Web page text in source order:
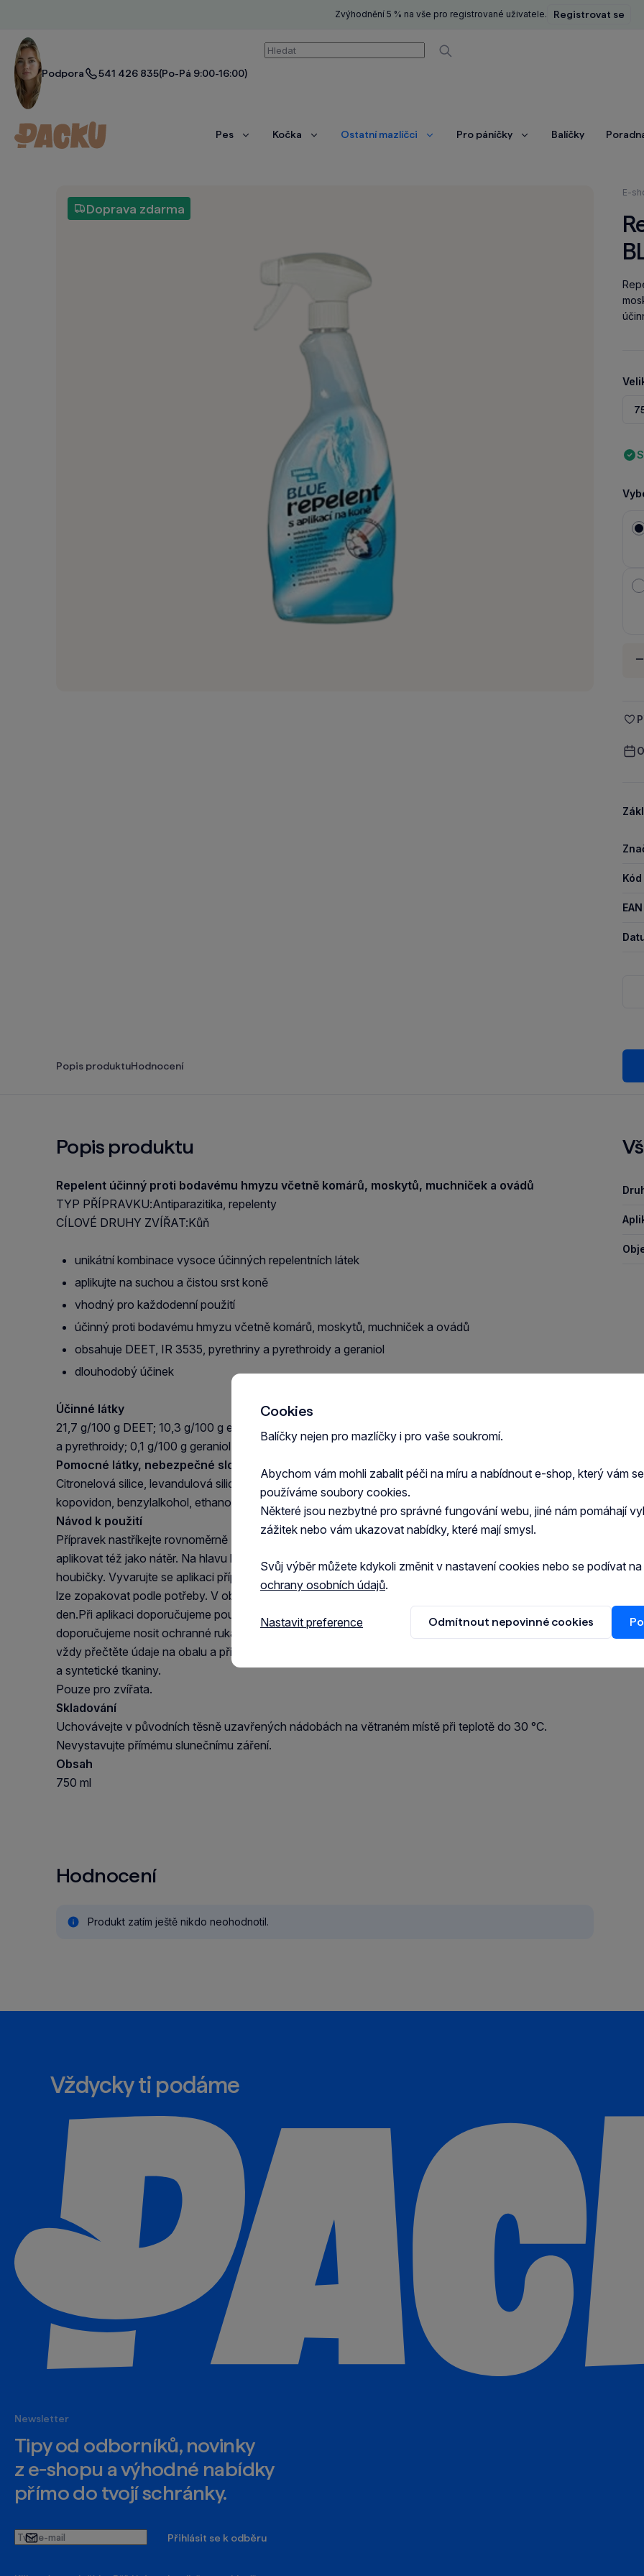
Zvýhodnění 5 % na vše pro registrované uživatele. Registrovat se
Podpora 541 426 835(Po-Pá 9:00-16:00)
Vyhledávání
Vyhledávat
Pes
ZobrazitKočka
ZobrazitOstatní mazlíčci
ZobrazitPro páníčky
ZobrazitBalíčky
zde:
E-
Doprava zdarma
-
EAN
Popis produktuHodnocení
Popis produktu
Repelent účinný proti bodavému hmyzu včetně komárů, moskytů, muchniček a ovádů
TYP PŘÍPRAVKU:Antiparazitika, repelenty
CÍLOVÉ DRUHY ZVÍŘAT:Kůň
unikátní kombinace vysoce účinných repelentních látek
aplikujte na suchou a čistou srst koně
vhodný pro každodenní použití
účinný proti bodavému hmyzu včetně komárů, moskytů, muchniček a ovádů
obsahuje DEET, IR 3535, pyrethriny a pyrethroidy a geraniol
dlouhodobý účinek
Účinné látky
21,7 g/100 g DEET; 10,3 g/100 g ethyl-butylacetylaminopropionát (IR 3535); 0,5 g/100 g pyrethriny
a pyrethroidy; 0,1 g/100 g geraniol v unikátní kombinaci.
Pomocné látky, nebezpečné složky
Citronelová silice, levandulová silice, silice máty peprné, eukalyptová silice, isopropylmyristát,
kopovidon, benzylalkohol, ethanol denaturovaný.
Návod k použití
Přípravek nastříkejte rovnoměrně ze vzdálenosti 20 až 30 cm na suchou a čistou srst koně! Možné
aplikovat též jako nátěr. Na hlavu koně aplikujte vždy jako nátěr pomocí čistého a suchého hadříku nebo
houbičky. Vyvarujte se aplikaci přípravku do očí, nozder, huby koně nebo na poraněná místa. Aplikaci
lze zopakovat podle potřeby. V období vysoké aktivity hmyzu se doporučuje aplikovat vícekrát za
den.Při aplikaci doporučujeme používat ochranné brýle nebo jinou ochranu očí. Při nanášení nátěrem
doporučujeme nosit ochranné rukavice. Používejte biocidy bezpečným způsobem.Před použitím si
vždy přečtěte údaje na obalu a připojené informace o přípravku.Přípravek může leptat některé plasty
a syntetické tkaniny.
Pouze pro zvířata.
Skladování
Uchovávejte v původních těsně uzavřených nádobách na větraném místě při teplotě do 30 °C.
Nevystavujte přímému slunečnímu záření.
Obsah
750 ml
Hodnocení
Produkt zatím ještě nikdo neohodnotil.
Vždycky ti podáme
Newsletter
Tipy od odborníků, novinky
z e‑shopu a výhodné nabídky
přímo do tvojí schránky.
Tvůj
e-
Přihlásit se k odběru
Cookies
Balíčky nejen pro mazlíčky i pro vaše soukromí.
Abychom vám mohli zabalit péči na míru a nabídnout e-shop, který vám
používáme soubory cookies.
Některé jsou nezbytné pro správné fungování webu, jiné nám pomáhají
zážitek nebo vám ukazovat nabídky, které mají smysl.
Svůj výběr můžete kdykoli změnit v nastavení cookies nebo se podívat na
ochrany osobních údajů.
Nastavit preference Odmítnout nepovinné cookies